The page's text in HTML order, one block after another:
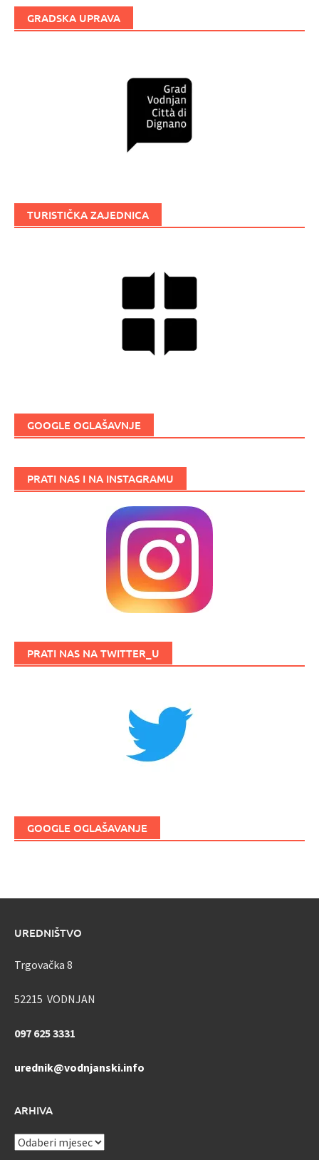
GRADSKA UPRAVA
TURISTIČKA ZAJEDNICA
GOOGLE OGLAŠAVNJE
PRATI NAS I NA INSTAGRAMU
PRATI NAS NA TWITTER_U
GOOGLE OGLAŠAVANJE
UREDNIŠTVO
Trgovačka 8
52215 VODNJAN
097 625 3331
urednik@vodnjanski.info
ARHIVA
ARHIVA